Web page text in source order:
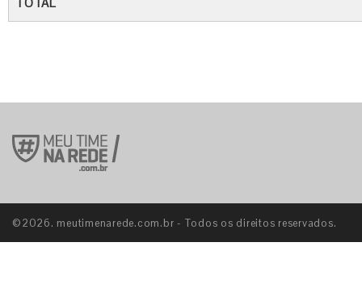
©2026. meutimenarede.com.br - Todos os direitos reservados.